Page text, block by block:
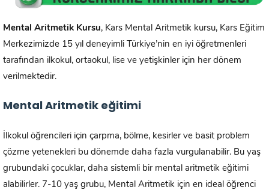
Mental Aritmetik Kursu, Kars Mental Aritmetik kursu, Kars Eğitim
Merkezimizde 15 yıl deneyimli Türkiye’nin en iyi öğretmenleri
tarafından ilkokul, ortaokul, lise ve yetişkinler için her dönem
verilmektedir.
Mental Aritmetik eğitimi
İlkokul öğrencileri için çarpma, bölme, kesirler ve basit problem
çözme yetenekleri bu dönemde daha fazla vurgulanabilir. Bu yaş
grubundaki çocuklar, daha sistemli bir mental aritmetik eğitimi
alabilirler. 7-10 yaş grubu, Mental Aritmetik için en ideal öğrenci